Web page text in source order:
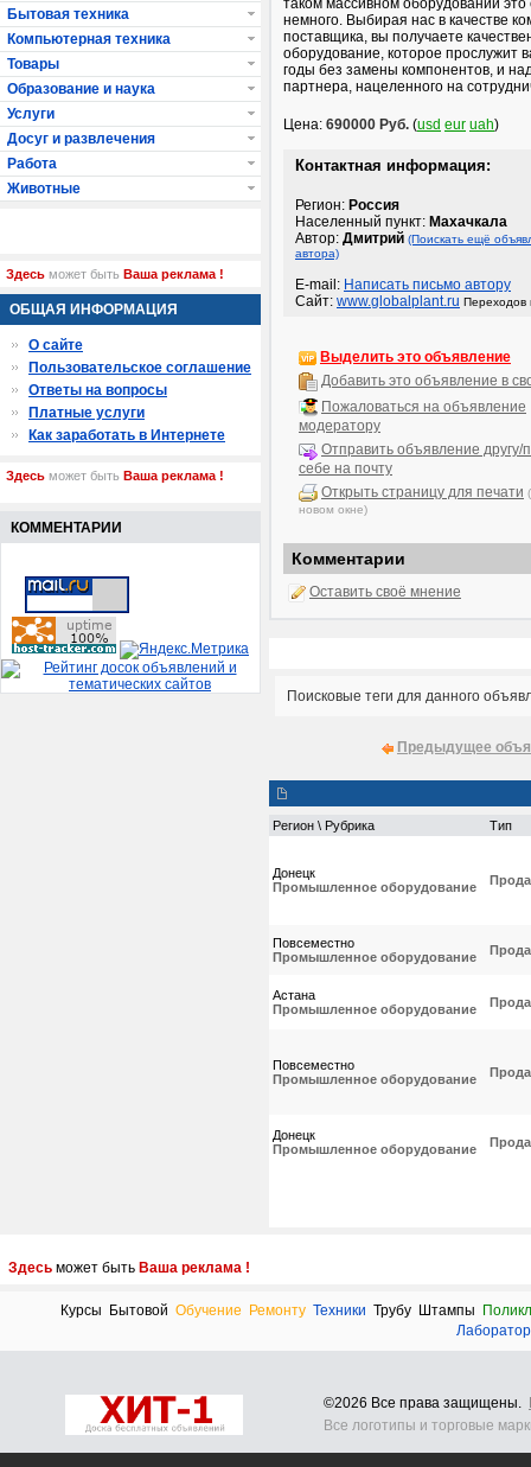
таком массивном оборудовании это
немного. Выбирая нас в качестве
поставщика, вы получаете
оборудование, которое прослужит
годы без замены компонентов, и
партнера, нацеленного на
Цена: 690000 Руб. (usd eur uah)
Контактная информация:
Регион: Россия
Населенный пункт: Махачкала
Автор: Дмитрий (Поискать ещё
автора)
E-mail: Написать письмо автору
Сайт: www.globalplant.ru Переходов
Выделить это объявление
Добавить это объявление в
Пожаловаться на объявление
модератору
Отправить объявление другу/
себе на почту
Открыть страницу для печати
новом окне)
Комментарии
Оставить своё мнение
Поисковые теги для данного
Предыдущее
Регион \ Рубрика Тип
Донецк
Промышленное оборудование
Повсеместно
Промышленное оборудование
Астана
Промышленное оборудование
Повсеместно
Промышленное оборудование
Донецк
Промышленное оборудование
Бытовая техника
Компьютерная техника
Товары
Образование и наука
Услуги
Досуг и развлечения
Работа
Животные
Здесь может быть Ваша реклама !
ОБЩАЯ ИНФОРМАЦИЯ
О сайте
Пользовательское соглашение
Ответы на вопросы
Платные услуги
Как заработать в Интернете
Здесь может быть Ваша реклама !
КОММЕНТАРИИ
Здесь может быть Ваша реклама !
Курсы Бытовой Обучение Ремонту Техники Трубу Штампы
©2026 Все права защищены.
Все логотипы и торговые